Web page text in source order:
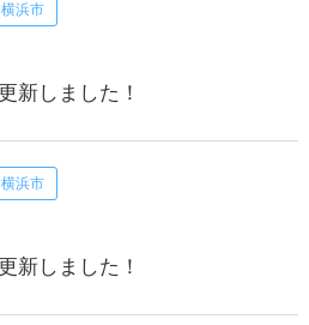
横浜市
新しました！
横浜市
新しました！